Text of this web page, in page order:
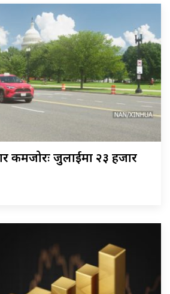
कमजोरः जुलाईमा २३ हजार